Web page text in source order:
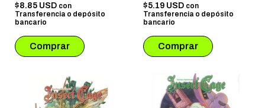
$8.85 USD con
Transferencia o depósito
bancario
$5.19 USD con
Transferencia o depósito
bancario